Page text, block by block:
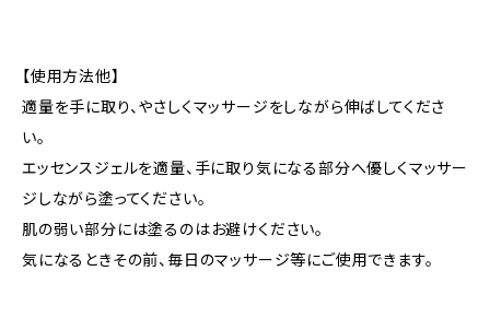
【使用方法他】
適量を手に取り、やさしくマッサージをしながら伸ばしてくださ
い。
エッセンスジェルを適量、手に取り気になる部分へ優しくマッサー
ジしながら塗ってください。
肌の弱い部分には塗るのはお避けください。
気になるときその前、毎日のマッサージ等にご使用できます。